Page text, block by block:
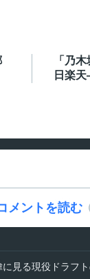
「乃
日楽
メントを読む
見る現役ドラフ